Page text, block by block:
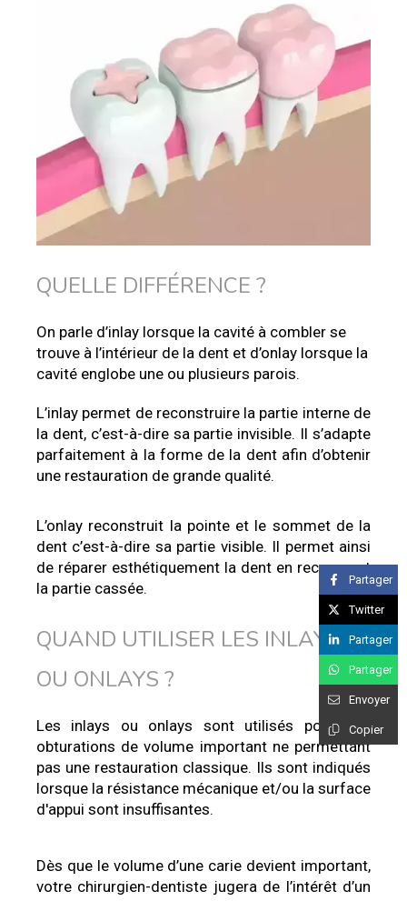
QUELLE DIFFÉRENCE ?
On parle d’inlay lorsque la cavité à combler se
trouve à l’intérieur de la dent et d’onlay lorsque la
cavité englobe une ou plusieurs parois.
L’inlay permet de reconstruire la partie interne de
la dent, c’est-à-dire sa partie invisible. Il s’adapte
parfaitement à la forme de la dent afin d’obtenir
une restauration de grande qualité.
L’onlay reconstruit la pointe et le sommet de la
dent c’est-à-dire sa partie visible. Il permet ainsi
de réparer esthétiquement la dent en recouvrant
la partie cassée.
QUAND UTILISER LES INLAYS
OU ONLAYS ?
Les inlays ou onlays sont utilisés pour des
obturations de volume important ne permettant
pas une restauration classique. Ils sont indiqués
lorsque la résistance mécanique et/ou la surface
d'appui sont insuffisantes.
Dès que le volume d’une carie devient important,
votre chirurgien-dentiste jugera de l’intérêt d’un
Partager
Twitter
Partager
Partager
Envoyer
Copier